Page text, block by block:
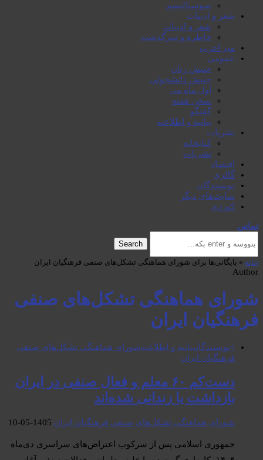
سوسیالیسم
شعر و ادبیات
شعر و ادبیات
خاطرە و سرگذشت
میز احزب
عمومی
جنبش زنان
جنبش دانشجوئی
اول ماە می
سخن هفتە
گفتگو
بیانیە و اطلاعیە
نشریات
کتابخانە
نشریات
اقتصاد
گالری
نویسندگان
سایت‌های دیگر
کوردی
تماس
Search
خانه » بایگانی‌ها برای شورای هماهنگی تشکل‌های صنفی فرهنگیان ایران
Author
شورای هماهنگی تشکل‌های صنفی
فرهنگیان ایران
+نویسندگانبیانیە و اطلاعیەشورای هماهنگی تشکل‌های صنفی
فرهنگیان ایران
دست‌کم ۶۰ معلم و فعال صنفی در ایران
بازداشت یا زندانی شده‌اند
شورای هماهنگی تشکل‌های صنفی فرهنگیان ایران 1405-05-10
جمهوری اسلامی پس از سرکوب اعتراض‌های سراسری دی‌ماه